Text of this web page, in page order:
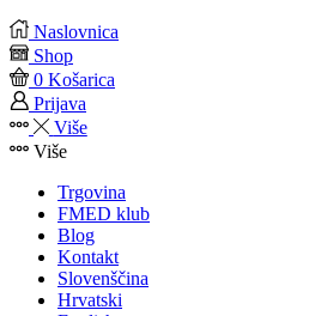
Naslovnica
Shop
0 Košarica
Prijava
Više
Više
Trgovina
FMED klub
Blog
Kontakt
Slovenščina
Hrvatski